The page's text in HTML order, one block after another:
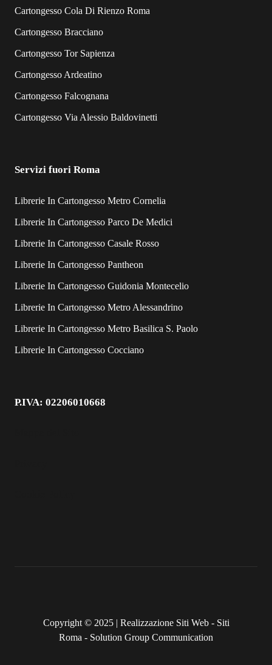
Cartongesso Cola Di Rienzo Roma
Cartongesso Bracciano
Cartongesso Tor Sapienza
Cartongesso Ardeatino
Cartongesso Falcognana
Cartongesso Via Alessio Baldovinetti
Servizi fuori Roma
Librerie In Cartongesso Metro Cornelia
Librerie In Cartongesso Parco De Medici
Librerie In Cartongesso Casale Rosso
Librerie In Cartongesso Pantheon
Librerie In Cartongesso Guidonia Montecelio
Librerie In Cartongesso Metro Alessandrino
Librerie In Cartongesso Metro Basilica S. Paolo
Librerie In Cartongesso Cocciano
P.IVA: 02206010668
Copyright © 2025 | Realizzazione Siti Web- Siti
Roma - Solution Group Communication